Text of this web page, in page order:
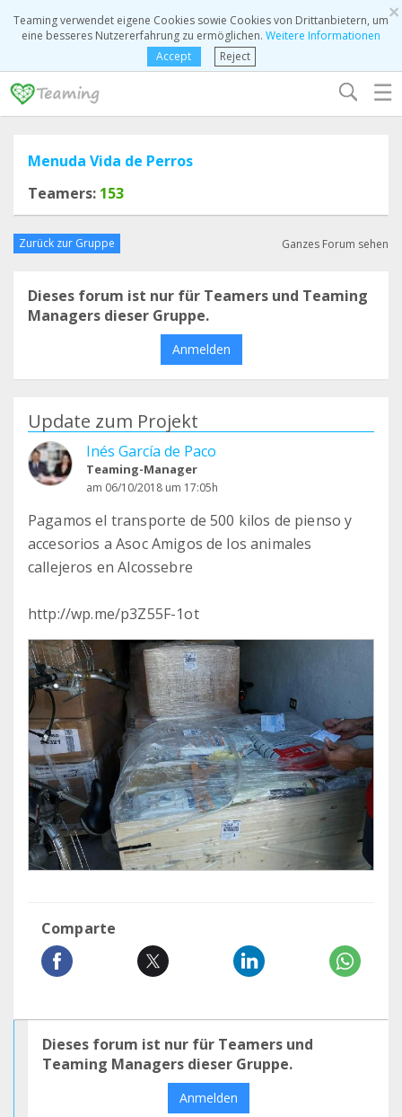
×
Teaming verwendet eigene Cookies sowie Cookies von Drittanbietern, um
eine besseres Nutzererfahrung zu ermöglichen. Weitere Informationen
Accept
Reject
☰
Menuda Vida de Perros
Teamers: 153
Zurück zur Gruppe Ganzes Forum sehen
Dieses forum ist nur für Teamers und Teaming
Managers dieser Gruppe.
Anmelden
Update zum Projekt
Inés García de Paco
Teaming-Manager
am 06/10/2018 um 17:05h
Pagamos el transporte de 500 kilos de pienso y
accesorios a Asoc Amigos de los animales
callejeros en Alcossebre
http://wp.me/p3Z55F-1ot
Comparte
Dieses forum ist nur für Teamers und
Teaming Managers dieser Gruppe.
Anmelden